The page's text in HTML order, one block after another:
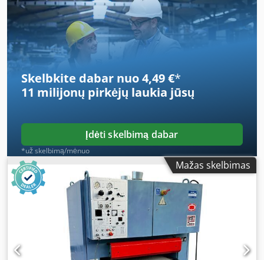
galia: 2,2 kW Ilgis x plotis x aukštis: 2700,0 × 3200,0 ×
2400,0 mm Svoris: 3500 kg
Skelbkite dabar nuo 4,49 €*
11 milijonų pirkėjų laukia jūsų
Įdėti skelbimą dabar
*už skelbimą/mėnuo
Mažas skelbimas